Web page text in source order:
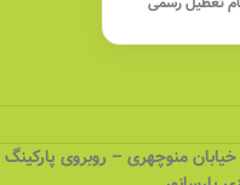
منوچهری – روبروی پارکینگ